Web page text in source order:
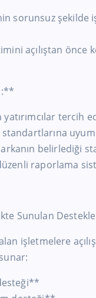
sorunsuz şekilde
açılıştan önce
tercih
belirlediği
raporlama
Sunulan
işletmelere